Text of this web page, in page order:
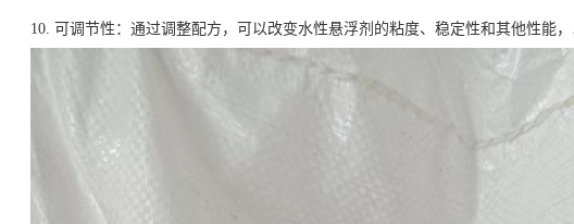
10. 可调节性：通过调整配方，可以改变水性悬浮剂的粘度、稳定性和其他性能，